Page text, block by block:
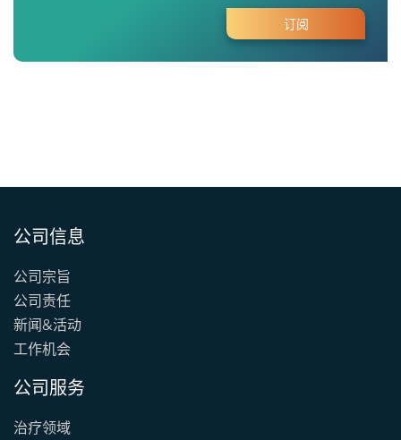
公司信息
公司宗旨
公司责任
新闻&活动
工作机会
公司服务
治疗领域